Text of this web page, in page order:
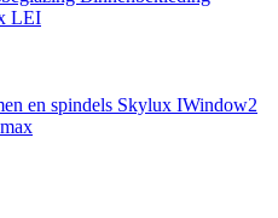
LEI
en spindels Skylux IWindow2